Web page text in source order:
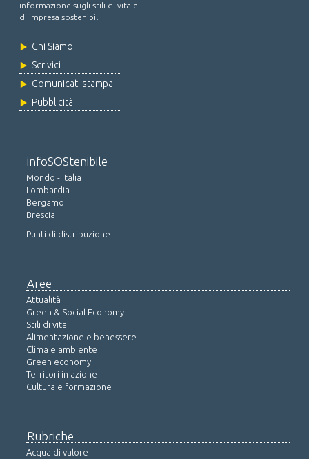
informazione sugli stili di vita e
di impresa sostenibili
Chi Siamo
Scrivici
Comunicati stampa
Pubblicità
infoSOStenibile
Mondo - Italia
Lombardia
Bergamo
Brescia
Punti di distribuzione
Aree
Attualità
Green & Social Economy
Stili di vita
Alimentazione e benessere
Clima e ambiente
Green economy
Territori in azione
Cultura e formazione
Rubriche
Acqua di valore